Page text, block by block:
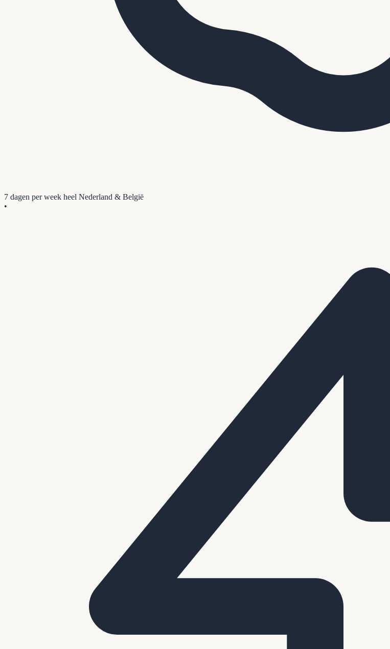
7 dagen per week heel Nederland & België
•